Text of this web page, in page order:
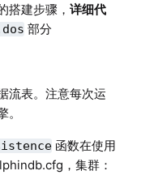
搭建步骤， 详细代
部分
流表。注意每次运
函数在使用
，集群：